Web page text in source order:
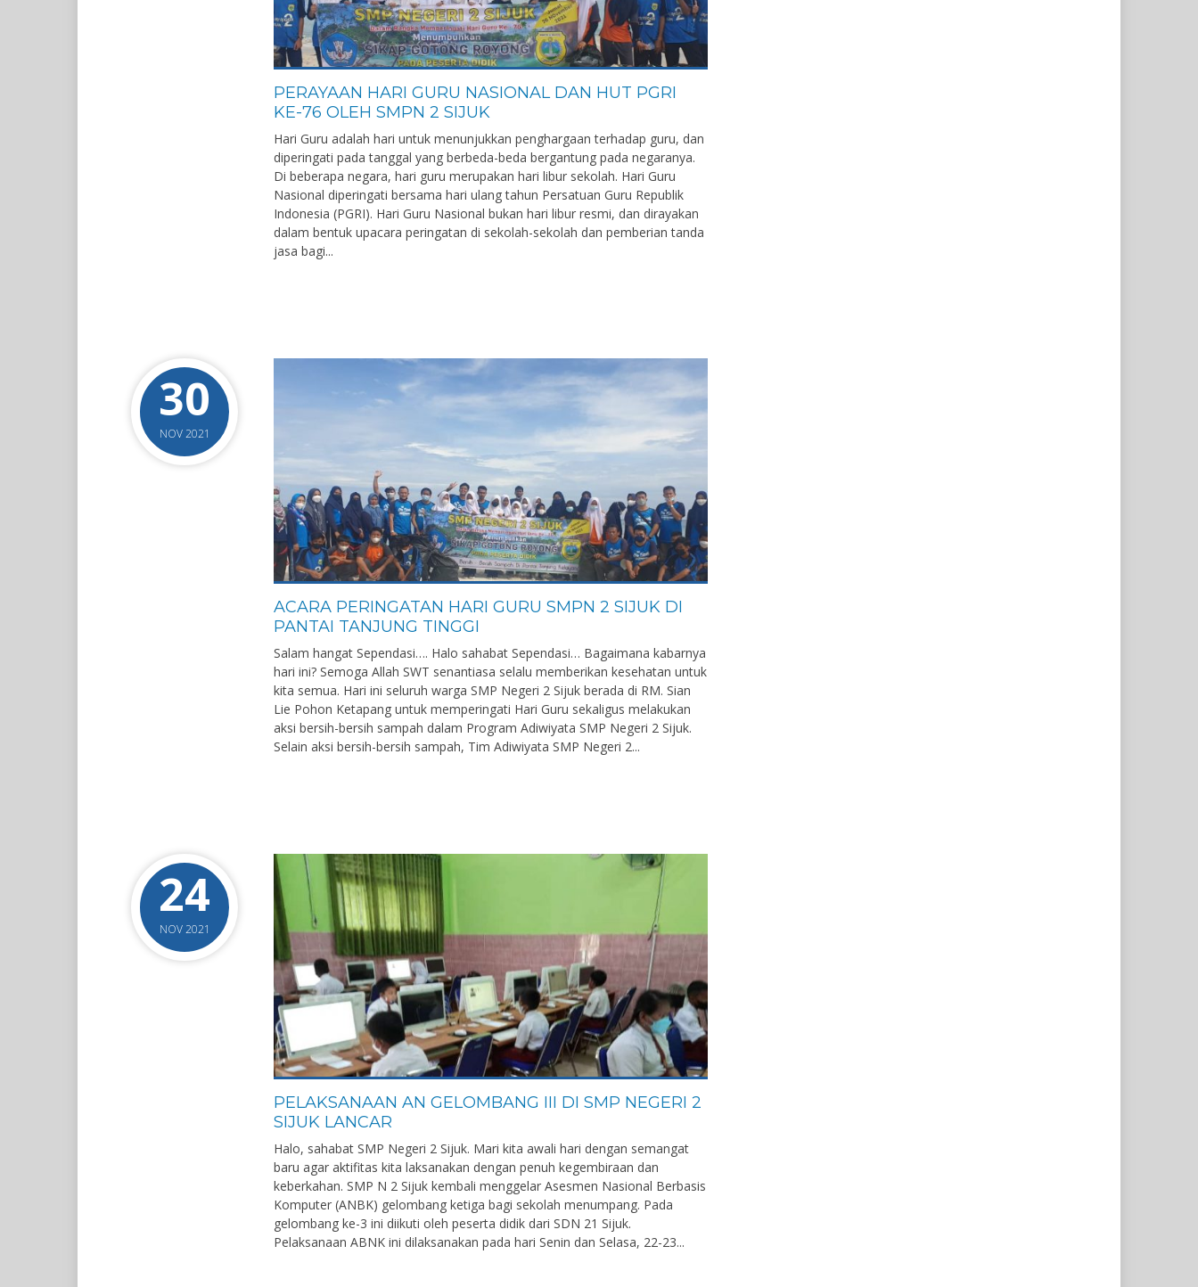
PERAYAAN HARI GURU NASIONAL DAN HUT PGRI
KE-76 OLEH SMPN 2 SIJUK
Hari Guru adalah hari untuk menunjukkan penghargaan terhadap guru, dan
diperingati pada tanggal yang berbeda-beda bergantung pada negaranya.
Di beberapa negara, hari guru merupakan hari libur sekolah. Hari Guru
Nasional diperingati bersama hari ulang tahun Persatuan Guru Republik
Indonesia (PGRI). Hari Guru Nasional bukan hari libur resmi, dan dirayakan
dalam bentuk upacara peringatan di sekolah-sekolah dan pemberian tanda
jasa bagi...
30
NOV 2021
ACARA PERINGATAN HARI GURU SMPN 2 SIJUK DI
PANTAI TANJUNG TINGGI
Salam hangat Sependasi…. Halo sahabat Sependasi… Bagaimana kabarnya
hari ini? Semoga Allah SWT senantiasa selalu memberikan kesehatan untuk
kita semua. Hari ini seluruh warga SMP Negeri 2 Sijuk berada di RM. Sian
Lie Pohon Ketapang untuk memperingati Hari Guru sekaligus melakukan
aksi bersih-bersih sampah dalam Program Adiwiyata SMP Negeri 2 Sijuk.
Selain aksi bersih-bersih sampah, Tim Adiwiyata SMP Negeri 2...
24
NOV 2021
PELAKSANAAN AN GELOMBANG III DI SMP NEGERI 2
SIJUK LANCAR
Halo, sahabat SMP Negeri 2 Sijuk. Mari kita awali hari dengan semangat
baru agar aktifitas kita laksanakan dengan penuh kegembiraan dan
keberkahan. SMP N 2 Sijuk kembali menggelar Asesmen Nasional Berbasis
Komputer (ANBK) gelombang ketiga bagi sekolah menumpang. Pada
gelombang ke-3 ini diikuti oleh peserta didik dari SDN 21 Sijuk.
Pelaksanaan ABNK ini dilaksanakan pada hari Senin dan Selasa, 22-23...